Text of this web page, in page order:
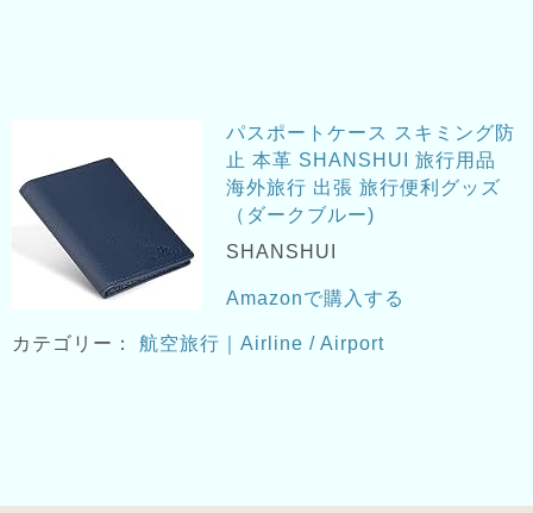
パスポートケース スキミング防
止 本革 SHANSHUI 旅行用品
海外旅行 出張 旅行便利グッズ
（ダークブルー)
SHANSHUI
Amazonで購入する
カテゴリー： 航空旅行｜Airline / Airport